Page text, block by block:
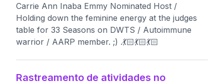
Carrie Ann Inaba Emmy Nominated Host /
Holding down the feminine energy at the judges
table for 33 Seasons on DWTS / Autoimmune
warrior / AARP member. ;) .💃🏻💃🏻💃🏻
Rastreamento de atividades no